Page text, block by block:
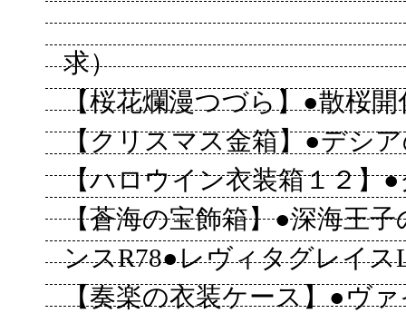
求）
【桜花爛漫つづら】●散桜
【クリスマス金箱】●デシア
【ハロウイン衣装箱１２】●
【蒼海の宝飾箱】●深海王
ンスR78●レヴィタグレイス
【奏楽の衣装ケース】●ヴ